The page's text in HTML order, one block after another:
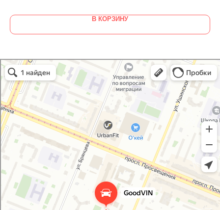
В КОРЗИНУ
GoodVIN
Автоэмали, автомобильные краски в Санкт‑Петербурге
Лакокрасочные материалы в Санкт‑Петербурге